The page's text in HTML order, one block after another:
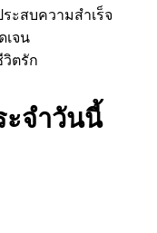
ะสบความสำเร็จ
เจน
วิตรัก
ะจำวันนี้